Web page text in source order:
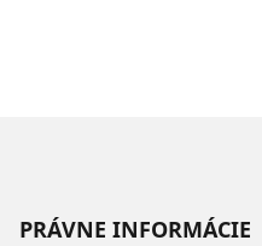
PRÁVNE INFORMÁCIE